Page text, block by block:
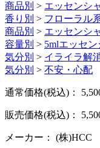
商品別 > エッセンシ
香り別 > フローラル
商品別 > エッセンシ
容量別 > 5mlエッセ
気分別 > イライラ解
気分別 > 不安・心配
通常価格(税込)：
販売価格(税込)：
メーカー： (株)HCC